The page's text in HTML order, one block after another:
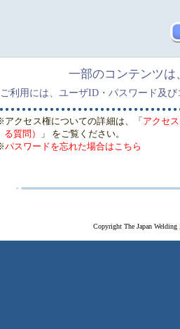
一部のコンテンツ
ご利用には、ユーザID・パスワード及
アクセス権についての詳細は、「 アクセ
る質問）
」 をご覧ください。
パスワードを忘れた場合はこちら
Copyright The Japan